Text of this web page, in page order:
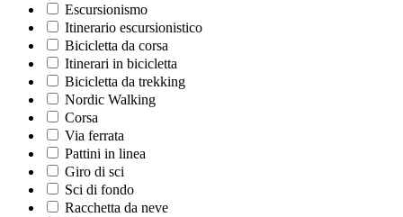
Escursionismo
Itinerario escursionistico
Bicicletta da corsa
Itinerari in bicicletta
Bicicletta da trekking
Nordic Walking
Corsa
Via ferrata
Pattini in linea
Giro di sci
Sci di fondo
Racchetta da neve